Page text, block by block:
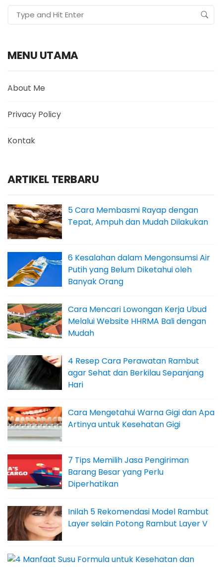
MENU UTAMA
About Me
Privacy Policy
Kontak
ARTIKEL TERBARU
5 Cara Membasmi Rayap dengan
Tepat, Ampuh dan Mudah Dilakukan
6 Kesalahan dalam Mengonsumsi Air
Putih yang Belum Diketahui oleh
Banyak Orang
Cara Mencari Lowongan Kerja Ubud
Melalui Website HHRMA Bali dengan
Mudah
4 Resep Cara Perawatan Rambut
agar Sehat dan Berkilau Sepanjang
Hari
Cara Mengetahui Warna Gigi dan Apa
Artinya untuk Kesehatan Gigi
7 Tips Memilih Jasa Pengiriman
Barang Besar yang Perlu
Diperhatikan
Inilah 5 Rekomendasi Model Rambut
Layer selain Potong Rambut Layer V